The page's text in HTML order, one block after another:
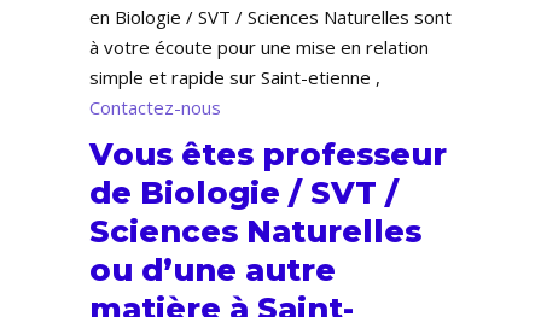
en Biologie / SVT / Sciences Naturelles sont
à votre écoute pour une mise en relation
simple et rapide sur Saint-etienne ,
Contactez-nous
Vous êtes professeur
de Biologie / SVT /
Sciences Naturelles
ou d’une autre
matière à Saint-